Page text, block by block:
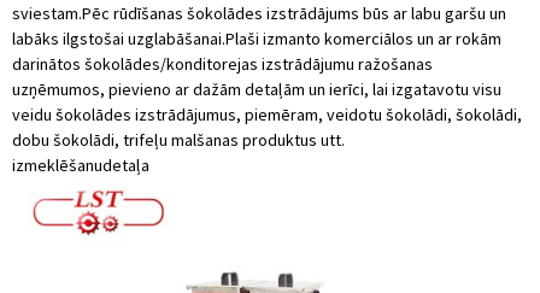
sviestam.Pēc rūdīšanas šokolādes izstrādājums būs ar labu garšu un
labāks ilgstošai uzglabāšanai.Plaši izmanto komerciālos un ar rokām
darinātos šokolādes/konditorejas izstrādājumu ražošanas
uzņēmumos, pievieno ar dažām detaļām un ierīci, lai izgatavotu visu
veidu šokolādes izstrādājumus, piemēram, veidotu šokolādi, šokolādi,
dobu šokolādi, trifeļu malšanas produktus utt.
izmeklēšanudetaļa